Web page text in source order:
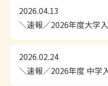
◎お子さまに合わせて調整
ぜひ、上永谷教室まで足を
お確かめください！
2026.04.13
＼速報／2026年度大学入
2026.02.24
＼速報／2026年度 中学